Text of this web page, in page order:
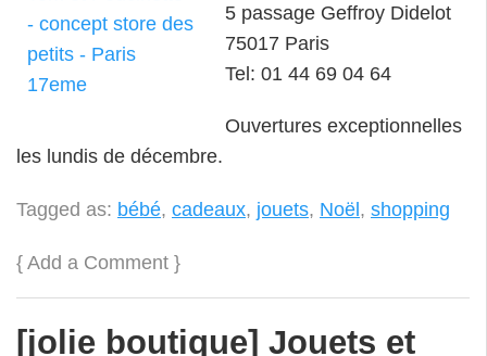
5 passage Geffroy Didelot
75017 Paris
Tel: 01 44 69 04 64
Ouvertures exceptionnelles
les lundis de décembre.
Tagged as: bébé, cadeaux, jouets, Noël , shopping
{ Add a Comment }
[jolie boutique] Jouets et